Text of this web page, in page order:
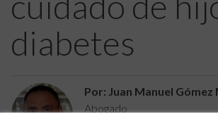
diabetes
Por: Juan Manuel Gómez
Abogado